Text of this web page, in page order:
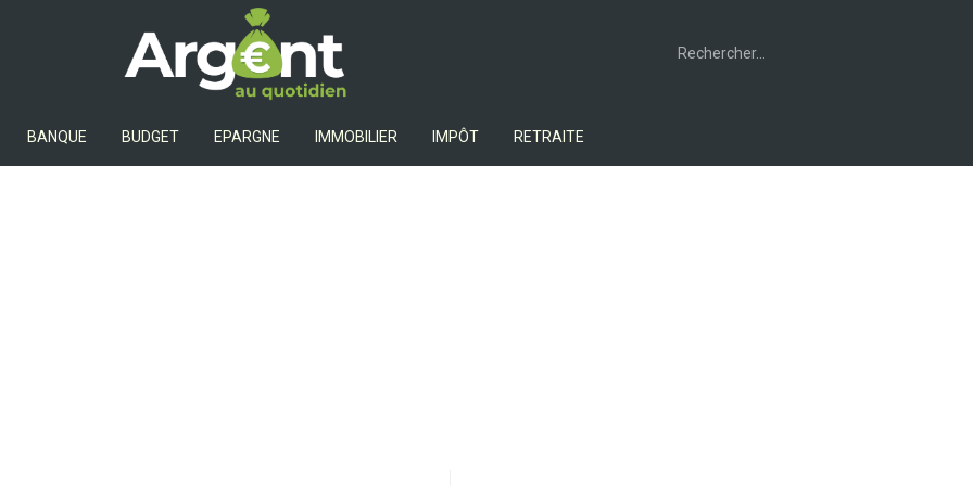
Argent Au Quotidien
Rechercher :
BANQUE BUDGET EPARGNE IMMOBILIER IMPÔT RETRAITE